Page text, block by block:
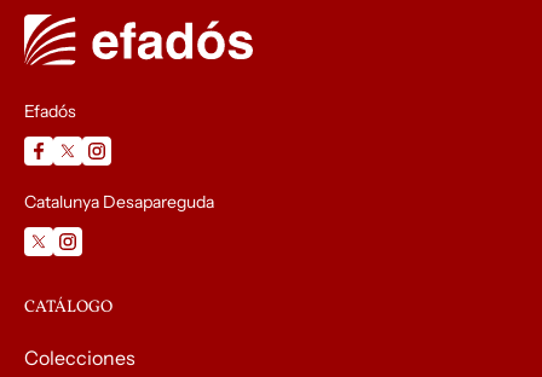
Efadós
Catalunya Desapareguda
CATÁLOGO
Colecciones